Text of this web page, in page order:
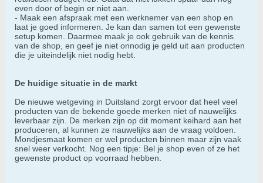
even door of begin er niet aan.
- Maak een afspraak met een werknemer van een shop en
laat je goed informeren. Je kan dan samen tot een gewenste
setup komen. Daarmee maak je ook gebruik van de kennis
van de shop, en geef je niet onnodig je geld uit aan producten
die je uiteindelijk niet nodig hebt.
De huidige situatie in de markt
De nieuwe wetgeving in Duitsland zorgt ervoor dat heel veel
producten van de bekende goede merken niet of nauwelijks
leverbaar zijn. De merken zijn op dit moment keihard aan het
produceren, al kunnen ze nauwelijks aan de vraag voldoen.
Mondjesmaat komen er wel producten binnen maar zijn vaak
snel weer verkocht. Nog een tipje: Bel je shop even of ze het
gewenste product op voorraad hebben.